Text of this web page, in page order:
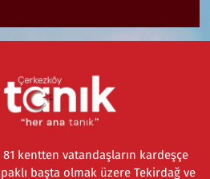
kentten vatandaşların kardeşçe
başta olmak üzere Tekirdağ ve